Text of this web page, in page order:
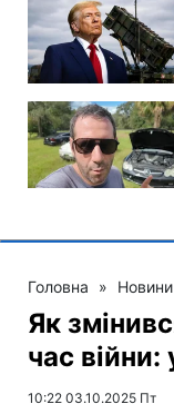
Головна » Новини
Як
час війни:
10:22 03.10.2025 Пт